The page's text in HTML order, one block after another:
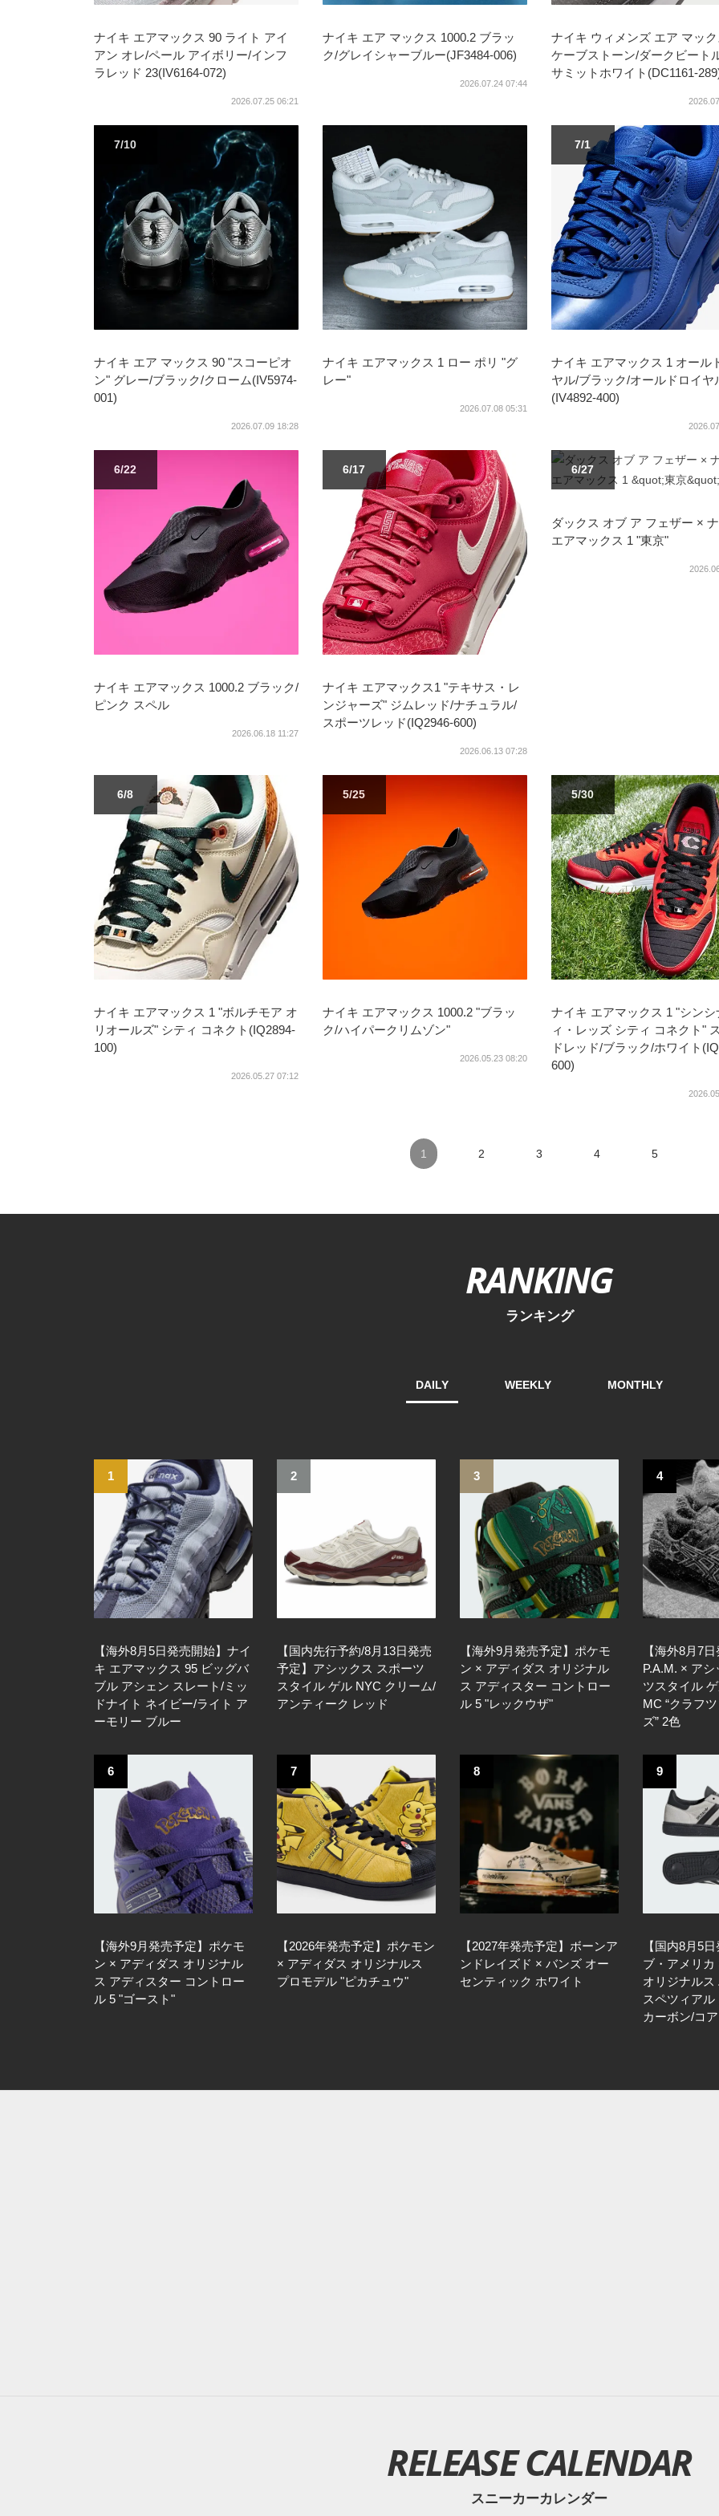
ナイキ エアマックス 90 ライト アイ
アン オレ/ペール アイボリー/インフ
ラレッド 23(IV6164-072)
2026.07.25 06:21
ナイキ エア マックス 1000.2 ブラッ
ク/グレイシャーブルー(JF3484-006)
2026.07.24 07:44
ナイキ ウィメンズ エア マッ
ケーブストーン/ダークビート
サミットホワイト(DC1161-
7/10
ナイキ エア マックス 90 "スコーピオ
ン" グレー/ブラック/クローム(IV5974-
001)
2026.07.09 18:28
ナイキ エアマックス 1 ロー ポリ "グ
レー"
2026.07.08 05:31
7/1
ナイキ エアマックス 1 オール
ヤル/ブラック/オールドロイヤ
(IV4892-400)
6/22
ナイキ エアマックス 1000.2 ブラック/
ピンク スペル
2026.06.18 11:27
6/17
ナイキ エアマックス1 "テキサス・レ
ンジャーズ" ジムレッド/ナチュラル/
スポーツレッド(IQ2946-600)
2026.06.13 07:28
6/27
ダックス オブ ア フェザー ×
エアマックス 1 "東京"
6/8
ナイキ エアマックス 1 "ボルチモア オ
リオールズ" シティ コネクト(IQ2894-
100)
2026.05.27 07:12
5/25
ナイキ エアマックス 1000.2 "ブラッ
ク/ハイパークリムゾン"
2026.05.23 08:20
5/30
ナイキ エアマックス 1 "シンシ
ィ・レッズ シティ コネクト"
ドレッド/ブラック/ホワイト
600)
1 2 3 4 5
RANKING
ランキング
DAILY WEEKLY MONTHLY
1
【海外8月5日発売開始】ナイ
キ エアマックス 95 ビッグバ
ブル アシェン スレート/ミッ
ドナイト ネイビー/ライト ア
ーモリー ブルー
2
【国内先行予約/8月13日発売
予定】アシックス スポーツ
スタイル ゲル NYC クリーム/
アンティーク レッド
3
【海外9月発売予定】ポケモ
ン × アディダス オリジナル
ス アディスター コントロー
ル 5 "レックウザ"
4
【海外8月7日
P.A.M. × ア
ツスタイル
MC “クラフ
ズ” 2色
6
【海外9月発売予定】ポケモ
ン × アディダス オリジナル
ス アディスター コントロー
ル 5 "ゴースト"
7
【2026年発売予定】ポケモン
× アディダス オリジナルス
プロモデル "ピカチュウ"
8
【2027年発売予定】ボーンア
ンドレイズド × バンズ オー
センティック ホワイト
9
【国内8月5
ブ・アメリカ
オリジナル
スペツィア
カーボン/コ
RELEASE CALENDAR
スニーカーカレンダー